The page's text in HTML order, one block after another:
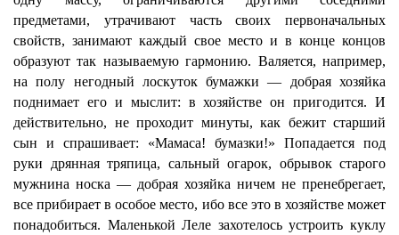
предметами, утрачивают часть своих первоначальных
свойств, занимают каждый свое место и в конце концов
образуют так называемую гармонию. Валяется, например,
на полу негодный лоскуток бумажки — добрая хозяйка
поднимает его и мыслит: в хозяйстве он пригодится. И
действительно, не проходит минуты, как бежит старший
сын и спрашивает: «Мамаса! бумазки!» Попадается под
руки дрянная тряпица, сальный огарок, обрывок старого
мужнина носка — добрая хозяйка ничем не пренебрегает,
все прибирает в особое место, ибо все это в хозяйстве может
понадобиться. Маленькой Леле захотелось устроить куклу